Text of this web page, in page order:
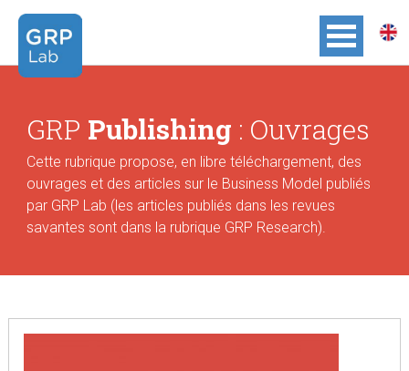
GRP Publishing : Ouvrages
Cette rubrique propose, en libre téléchargement, des
ouvrages et des articles sur le Business Model publiés
par GRP Lab (les articles publiés dans les revues
savantes sont dans la rubrique GRP Research).